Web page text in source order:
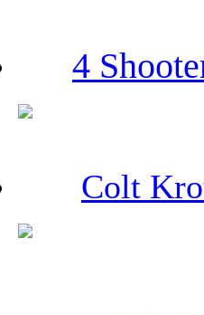
4
Colt